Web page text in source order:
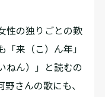
性の独りごとの歎
来（こ）ん年」
ねん）」と読むの
さんの歌にも、